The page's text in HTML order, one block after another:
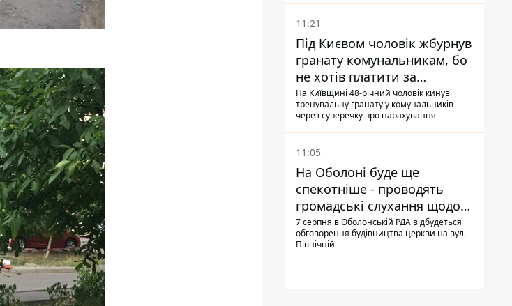
11:21
Під Києвом чоловік жбурнув
гранату комунальникам, бо
не хотів платити за
квитанціями
На Київщині 48-річний чоловік кинув
тренувальну гранату у комунальників
через суперечку про нарахування
11:05
На Оболоні буде ще
спекотніше - проводять
громадські слухання щодо
храму УГКЦ на Північній
7 серпня в Оболонській РДА відбудеться
обговорення будівництва церкви на вул.
Північній